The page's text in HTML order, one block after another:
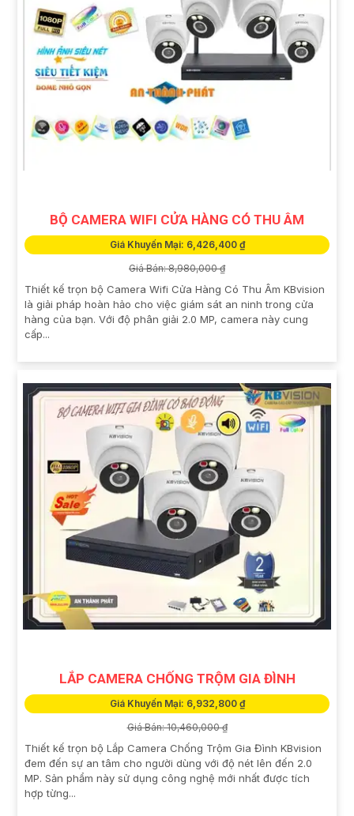
BỘ CAMERA WIFI CỬA HÀNG CÓ THU ÂM
Giá Khuyến Mại: 6,426,400 ₫
Giá Bán: 8,980,000 ₫
Thiết kế trọn bộ Camera Wifi Cửa Hàng Có Thu Âm KBvision
là giải pháp hoàn hảo cho việc giám sát an ninh trong cửa
hàng của bạn. Với độ phân giải 2.0 MP, camera này cung
cấp...
LẮP CAMERA CHỐNG TRỘM GIA ĐÌNH
Giá Khuyến Mại: 6,932,800 ₫
Giá Bán: 10,460,000 ₫
Thiết kế trọn bộ Lắp Camera Chống Trộm Gia Đình KBvision
đem đến sự an tâm cho người dùng với độ nét lên đến 2.0
MP. Sản phẩm này sử dụng công nghệ mới nhất được tích
hợp từng...